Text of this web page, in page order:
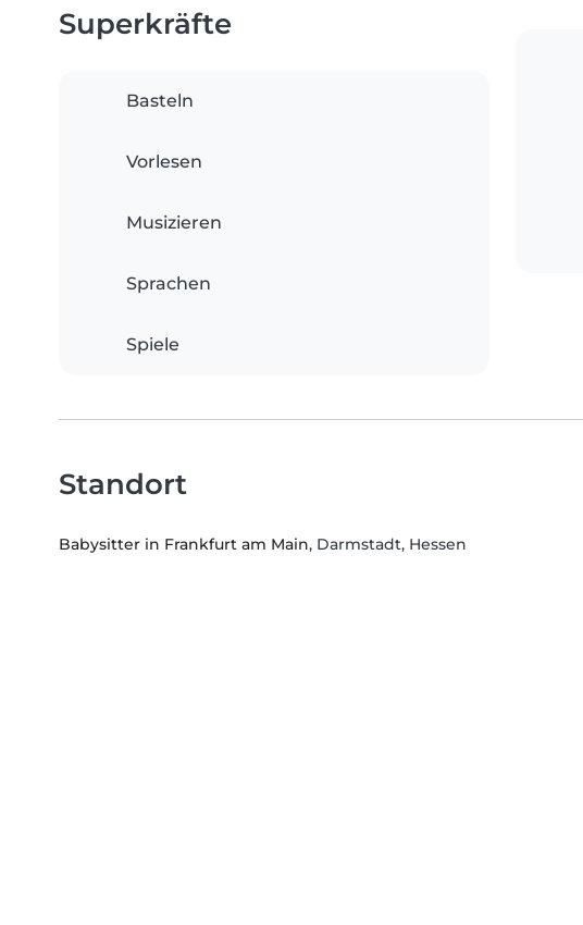
Superkräfte
Basteln
Vorlesen
Musizieren
Sprachen
Spiele
Standort
Babysitter in Frankfurt am Main, Darmstadt, Hessen